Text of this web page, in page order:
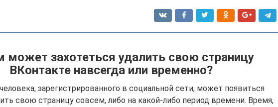
может захотеться удалить свою страницу
ВКонтакте навсегда или временно?
зарегистрированного в социальной сети, может появиться
свою страницу совсем, либо на какой-либо период времени. Время,